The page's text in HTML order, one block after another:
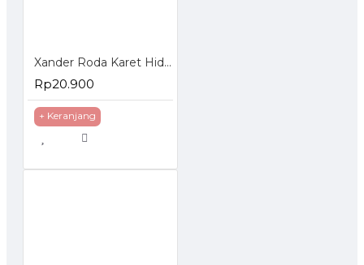
Xander Roda Karet Hidup Rem 3 inch - Roda Troli Trolley Trolly
Rp20.900
+ Keranjang